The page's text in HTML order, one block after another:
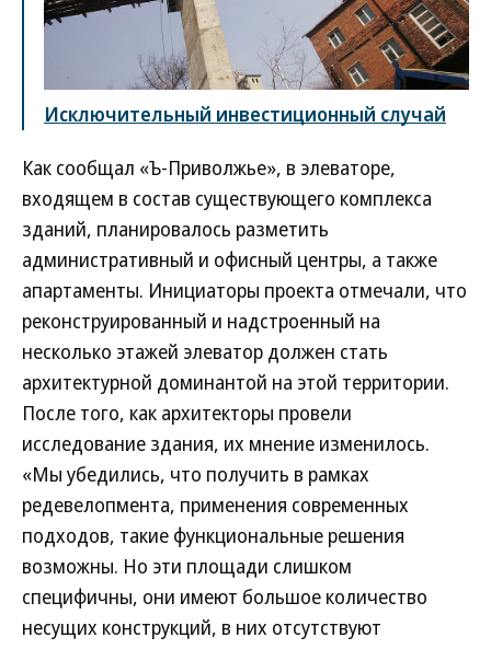
Исключительный инвестиционный случай
Как сообщал «Ъ-Приволжье», в элеваторе,
входящем в состав существующего комплекса
зданий, планировалось разметить
административный и офисный центры, а также
апартаменты. Инициаторы проекта отмечали, что
реконструированный и надстроенный на
несколько этажей элеватор должен стать
архитектурной доминантой на этой территории.
После того, как архитекторы провели
исследование здания, их мнение изменилось.
«Мы убедились, что получить в рамках
редевелопмента, применения современных
подходов, такие функциональные решения
возможны. Но эти площади слишком
специфичны, они имеют большое количество
несущих конструкций, в них отсутствуют